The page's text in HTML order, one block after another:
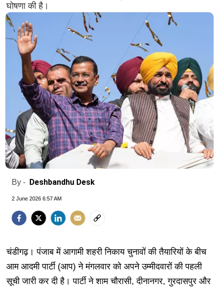
घोषणा की है।
By - Deshbandhu Desk
2 June 2026 6:57 AM
चंडीगढ़। पंजाब में आगामी शहरी निकाय चुनावों की तैयारियों के बीच
आम आदमी पार्टी (आप) ने मंगलवार को अपने उम्मीदवारों की पहली
सूची जारी कर दी है। पार्टी ने शाम चौरासी, दीनानगर, गुरदासपुर और